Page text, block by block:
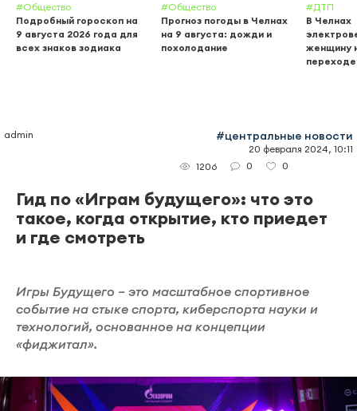
#Общество
Подробный гороскоп на
9 августа 2026 года для
всех знаков зодиака
#Общество
Прогноз погоды в Челнах
на 9 августа: дожди и
похолодание
#ДТП
В Челнах
женщину
переходе
admin #центральные новости
20 февраля 2024, 10:11
1206
0 0
Гид по «Играм будущего»: что это
такое, когда открытие, кто приедет
и где смотреть
Игры Будущего – это масштабное спортивное
событие на стыке спорта, киберспорта науки и
технологий, основанное на концепции
«фиджитал».